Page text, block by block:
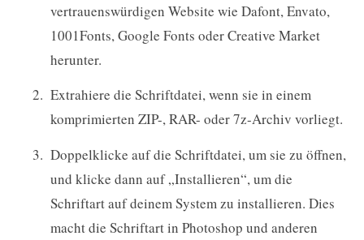
vertrauenswürdigen Website wie Dafont, Envato,
1001Fonts, Google Fonts oder Creative Market
herunter.
Extrahiere die Schriftdatei, wenn sie in einem
komprimierten ZIP-, RAR- oder 7z-Archiv vorliegt.
Doppelklicke auf die Schriftdatei, um sie zu öffnen,
und klicke dann auf „Installieren“, um die
Schriftart auf deinem System zu installieren. Dies
macht die Schriftart in Photoshop und anderen